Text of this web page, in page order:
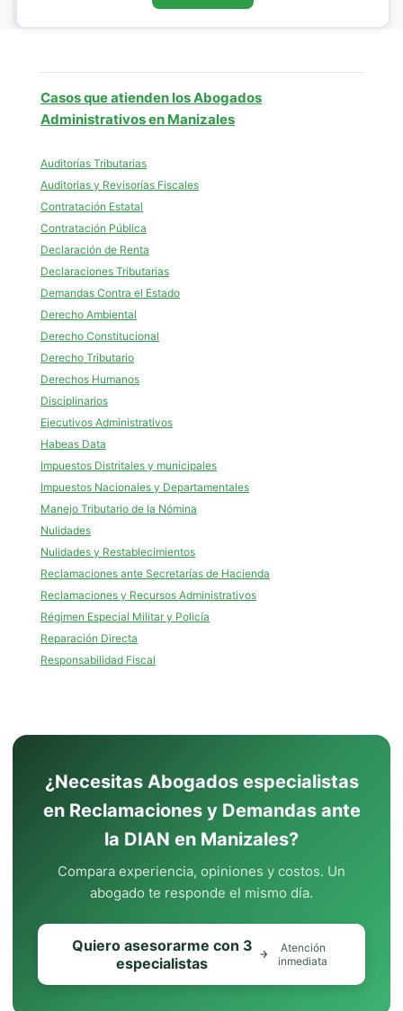
Casos que atienden los Abogados
Administrativos en Manizales
Auditorías Tributarias
Auditorias y Revisorías Fiscales
Contratación Estatal
Contratación Pública
Declaración de Renta
Declaraciones Tributarias
Demandas Contra el Estado
Derecho Ambiental
Derecho Constitucional
Derecho Tributario
Derechos Humanos
Disciplinarios
Ejecutivos Administrativos
Habeas Data
Impuestos Distritales y municipales
Impuestos Nacionales y Departamentales
Manejo Tributario de la Nómina
Nulidades
Nulidades y Restablecimientos
Reclamaciones ante Secretarías de Hacienda
Reclamaciones y Recursos Administrativos
Régimen Especial Militar y Policía
Reparación Directa
Responsabilidad Fiscal
¿Necesitas Abogados especialistas
en Reclamaciones y Demandas ante
la DIAN en Manizales?
Compara experiencia, opiniones y costos. Un
abogado te responde el mismo día.
Quiero asesorarme con 3
especialistas
Atención
inmediata